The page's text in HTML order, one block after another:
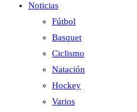
Noticias
Fútbol
Basquet
Ciclismo
Natación
Hockey
Varios